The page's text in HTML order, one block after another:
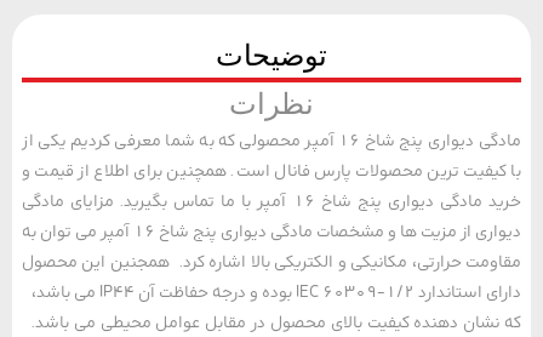
توضیحات
نظرات
مادگی دیواری پنج شاخ 16 آمپر محصولی که به شما معرفی کردیم یکی از
ترین محصولات پارس فانال است. همچنین برای اطلاع از قیمت و
خرید مادگی دیواری پنج شاخ 16 آمپر با ما تماس بگیرید. مزایای مادگی
دیواری از مزیت ها و مشخصات مادگی دیواری پنج شاخ 16 آمپر می توان به
حرارتی، مکانیکی و الکتریکی بالا اشاره کرد. همجنین این محصول
دارای استاندارد IEC 60309-1/2 بوده و درجه حفاظت آن IP44 می باشد،
دهنده کیفیت بالای محصول در مقابل عوامل محیطی می باشد.